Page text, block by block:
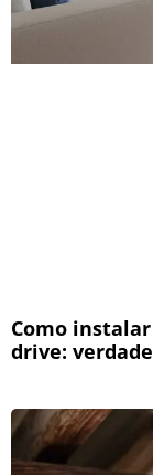
Como
drive: verdade